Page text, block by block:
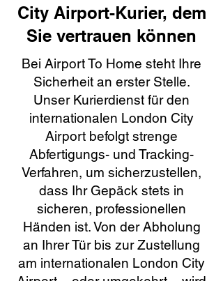
City Airport-Kurier, dem
Sie vertrauen können
Bei Airport To Home steht Ihre
Sicherheit an erster Stelle.
Unser Kurierdienst für den
internationalen London City
Airport befolgt strenge
Abfertigungs- und Tracking-
Verfahren, um sicherzustellen,
dass Ihr Gepäck stets in
sicheren, professionellen
Händen ist. Von der Abholung
an Ihrer Tür bis zur Zustellung
am internationalen London City